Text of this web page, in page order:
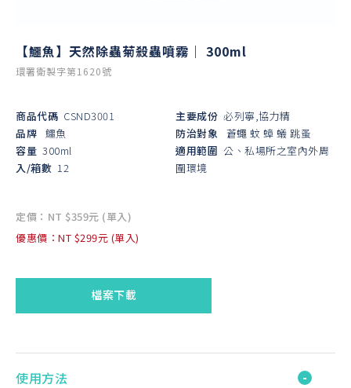
【鱷魚】天然除蟲菊殺蟲噴霧｜ 300ml
環署衛製字第1620號
商品代碼 CSND3001
品牌 鱷魚
容量 300ml
入/箱數 12
主要成份 必列寧,協力精
防治對象 蒼蠅 蚊 蟑 蟻 跳蚤
適用範圍 公、私場所之室內外周
圍環境
定價：NT $359元 (單入)
優惠價：NT $299元 (單入)
檔案下載
使用方法